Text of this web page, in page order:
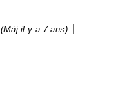
(Màj il y a 7 ans)